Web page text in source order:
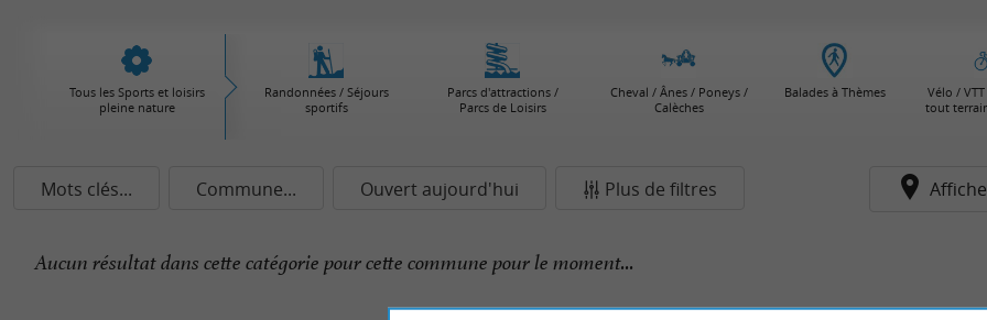
Tous les Sports et loisirs
pleine nature
Randonnées / Séjours
sportifs
Parcs d'attractions /
Parcs de Loisirs
Cheval / Ânes / Poneys /
Calèches
Balades à Thèmes
Vélo /
tout
Mots clés... Commune... Ouvert aujourd'hui Plus de filtres
Aucun résultat dans cette catégorie pour cette commune pour le moment...